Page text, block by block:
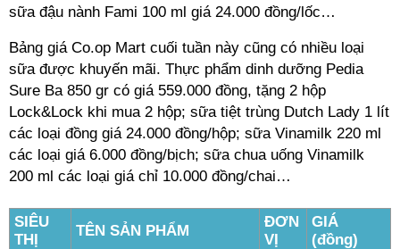
sữa đậu nành Fami 100 ml giá 24.000 đồng/lốc…
Bảng giá Co.op Mart cuối tuần này cũng có nhiều loại
sữa được khuyến mãi. Thực phẩm dinh dưỡng Pedia
Sure Ba 850 gr có giá 559.000 đồng, tặng 2 hộp
Lock&Lock khi mua 2 hộp; sữa tiệt trùng Dutch Lady 1 lít
các loại đồng giá 24.000 đồng/hộp; sữa Vinamilk 220 ml
các loại giá 6.000 đồng/bịch; sữa chua uống Vinamilk
200 ml các loại giá chỉ 10.000 đồng/chai…
SIÊU
THỊ
TÊN SẢN PHẨM
ĐƠN
VỊ
GIÁ
(đồng)